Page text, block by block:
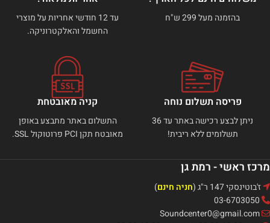
בהזמנה מעל 299 ש"ח
עד 12 חודשי אחריות על מוצרי
החשמל והאלקטרוניקה.
פריסה תשלום נוחה
ניתן לבצע רכישה באתר עד 36
תשלומים ללא ריבית!
קניה מאובטחת
התשלום באתר מתבצע באופן
מאובטח תקן PCI פרוטוקול SSL.
מרכז ראשי - רמת גן
ז'בוטינסקי 147 ר"ג ( חניה חינם)